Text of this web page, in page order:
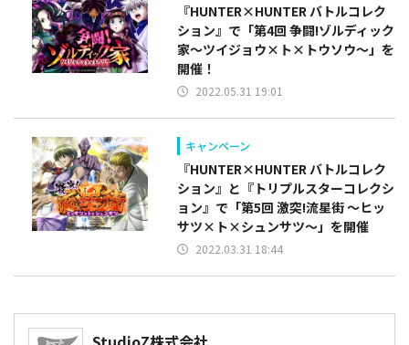
『HUNTER×HUNTER バトルコレク
ション』で「第4回 争闘!ゾルディック
家～ツイジョウ×ト×トウソウ～」を
開催！
2022.05.31 19:01
キャンペーン
『HUNTER×HUNTER バトルコレク
ション』と『トリプルスターコレクシ
ョン』で「第5回 激突!流星街 ～ヒッ
サツ×ト×シュンサツ～」を開催
2022.03.31 18:44